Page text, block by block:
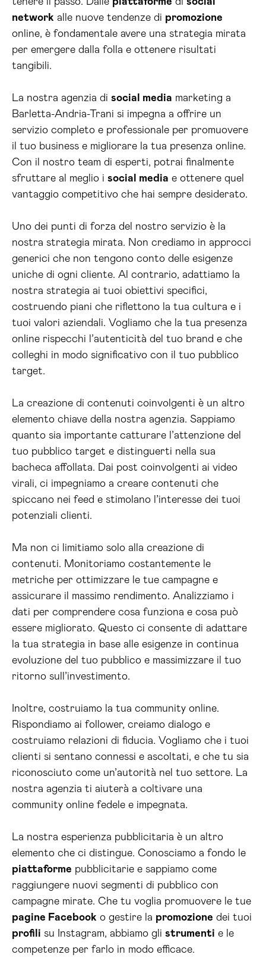
network alle nuove tendenze di promozione
online, è fondamentale avere una strategia mirata
per emergere dalla folla e ottenere risultati
tangibili.
La nostra agenzia di social media marketing a
Barletta-Andria-Trani si impegna a offrire un
servizio completo e professionale per promuovere
il tuo business e migliorare la tua presenza online.
Con il nostro team di esperti, potrai finalmente
sfruttare al meglio i social media e ottenere quel
vantaggio competitivo che hai sempre desiderato.
Uno dei punti di forza del nostro servizio è la
nostra strategia mirata. Non crediamo in approcci
generici che non tengono conto delle esigenze
uniche di ogni cliente. Al contrario, adattiamo la
nostra strategia ai tuoi obiettivi specifici,
costruendo piani che riflettono la tua cultura e i
tuoi valori aziendali. Vogliamo che la tua presenza
online rispecchi l’autenticità del tuo brand e che
colleghi in modo significativo con il tuo pubblico
target.
La creazione di contenuti coinvolgenti è un altro
elemento chiave della nostra agenzia. Sappiamo
quanto sia importante catturare l’attenzione del
tuo pubblico target e distinguerti nella sua
bacheca affollata. Dai post coinvolgenti ai video
virali, ci impegniamo a creare contenuti che
spiccano nei feed e stimolano l’interesse dei tuoi
potenziali clienti.
Ma non ci limitiamo solo alla creazione di
contenuti. Monitoriamo costantemente le
metriche per ottimizzare le tue campagne e
assicurare il massimo rendimento. Analizziamo i
dati per comprendere cosa funziona e cosa può
essere migliorato. Questo ci consente di adattare
la tua strategia in base alle esigenze in continua
evoluzione del tuo pubblico e massimizzare il tuo
ritorno sull’investimento.
Inoltre, costruiamo la tua community online.
Rispondiamo ai follower, creiamo dialogo e
costruiamo relazioni di fiducia. Vogliamo che i tuoi
clienti si sentano connessi e ascoltati, e che tu sia
riconosciuto come un’autorità nel tuo settore. La
nostra agenzia ti aiuterà a coltivare una
community online fedele e impegnata.
La nostra esperienza pubblicitaria è un altro
elemento che ci distingue. Conosciamo a fondo le
piattaforme pubblicitarie e sappiamo come
raggiungere nuovi segmenti di pubblico con
campagne mirate. Che tu voglia promuovere le tue
pagine Facebook o gestire la promozione dei tuoi
profili su Instagram, abbiamo gli strumenti e le
competenze per farlo in modo efficace.